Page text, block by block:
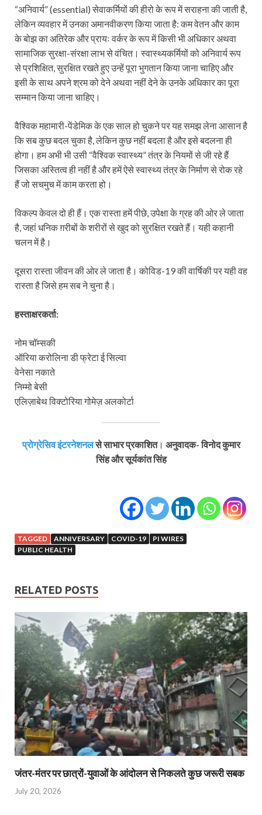
“अनिवार्य” (essential) सेवाकर्मियों की हीरो के रूप में सराहना की जाती है,
लेकिन व्यवहार में उनका अमानवीकरण किया जाता है: कम वेतन और काम
के बोझ का अतिरेक और प्रायः वर्कर के रूप में किसी भी अधिकार अथवा
सामाजिक सुरक्षा-संरक्षा लाभ से वंचित। स्वास्थ्यकर्मियों को अनिवार्य रूप
से प्रशिक्षित, सुरक्षित रखते हुए उन्हें पूरा भुगतान किया जाना चाहिए और
इसी के साथ अपने श्रम को देने अथवा नहीं देने के उनके अधिकार का पूरा
सम्मान किया जाना चाहिए।
वैश्विक महामारी-पेंडेमिक के एक साल हो चुकने पर यह समझ लेना आसान है
कि सब कुछ बदल चुका है, लेकिन कुछ नहीं बदला है और इसे बदलना ही
होगा। हम अभी भी उसी “वैश्विक स्वास्थ्य” तंत्र के नियमों से जी रहे हैं
जिसका अस्तित्व ही नहीं है और हमें ऐसे स्वास्थ्य तंत्र के निर्माण से रोक रहे
हैं जो सचमुच में काम करता हो।
विकल्प केवल दो ही हैं। एक रास्ता हमें पीछे, उपेक्षा के ग्रह की ओर ले जाता
है, जहां धनिक ग़रीबों के शरीरों से खुद को सुरक्षित रखते हैं। यही कहानी
चलन में है।
दूसरा रास्ता जीवन की ओर ले जाता है। कोविड-19 की वार्षिकी पर यही वह
रास्ता है जिसे हम सब ने चुना है।
हस्‍ताक्षरकर्ता:
नोम चॉम्‍सकी
ऑरिया करोलिना डी फ्रेटा ई सिल्‍वा
वेनेसा नकाते
निम्‍मो बेसी
एलिज़ाबेथ विक्‍टोरिया गोमेज़ अलकोर्टा
प्रोग्रेसिव इंटरनेशनलसे साभार प्रकाशित। अनुवादक- विनोद कुमार
सिंह और सूर्यकांत सिंह
TAGGED ANNIVERSARY COVID-19
PI WIRES
PUBLIC HEALTH
RELATED POSTS
जंतर-मंतर पर छात्रों-युवाओं के आंदोलन से निकलते कुछ जरूरी सबक
July 20, 2026